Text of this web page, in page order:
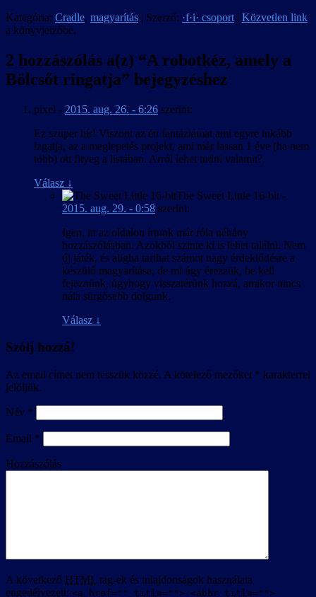
Kategória: Cradle, magyarítás | Szerző: ·f·i· csoport | Közvetlen link
a könyvjelzőbe.
2 hozzászólás a(z) “A robotkéz, amely a
Bölcsőt ringatja” bejegyzéshez
pixel - 2015. aug. 26. - 6:26 szerint:
Ez szuper hír! Viszont az én fantáziámat ami egyre inkább
izgatja, az a meglepetés projekt, ami már lassan 1 éve (ha nem
több) ott fityeg a listában. Arról lehet tudni valamit?
Válasz ↓
The Sweet Little 16-bit -
2015. aug. 29. - 0:58 szerint:
Igen, itt az oldalon írtunk már róla néhány
hozzászólásban. Azokból szinte ki is lehet találni. Nem
új játék, és aligha tarthat számot nagy érdeklődésre a
készülő magyarítása, de mi úgy érezzük, be kell
fejeznünk, úgyhogy visszatérünk hozzá, amikor nincs
nála sürgősebb dolgunk.
Válasz ↓
Szólj hozzá!
Az email címet nem tesszük közzé. A kötelező mezőket * karakterrel
jelöljük.
Név *
Email *
Hozzászólás
A következő HTML tag-ek és tulajdonságok használata
engedélyezett: <a href="" title=""> <abbr title="">